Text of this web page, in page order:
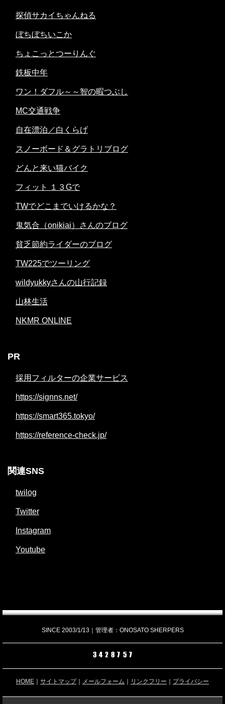
探偵サカイちゃんねる
ぼちぼちいこか
ちょこっとつーりんぐ
鉄板中年
ワン！ダフル～～智の暇つぶし
MC交通戦争
自在漂泊／白くらげ
スノーボード＆グラトリブログ
どんと来い猫バイク
フィット １３Gで
TWでどこまでいけるかな？
鬼気合（onikiai）さんのブログ
貧乏節約ライダーのブログ
TW225でツーリング
wildyukkyさんの山行記録
山林生活
NKMR ONLINE
PR
採用フィルターの企業サービス
https://signns.net/
https://smart365.tokyo/
https://reference-check.jp/
関連SNS
twilog
Twitter
Instagram
Youtube
SINCE 2003/1/13｜管理者：ONOSATO SHERPERS
HOME サイトマップ｜ メールフォーム リンクフリー プライバシー